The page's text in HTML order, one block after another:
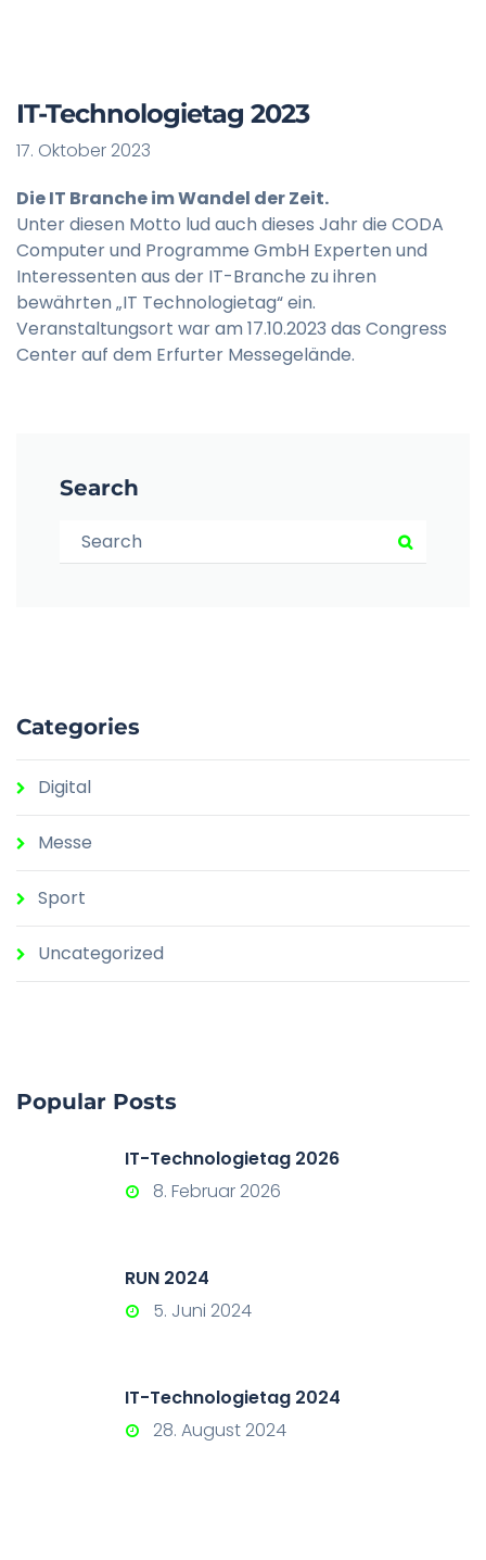
IT-Technologietag 2023
17. Oktober 2023
Die IT Branche im Wandel der Zeit.
Unter diesen Motto lud auch dieses Jahr die CODA
Computer und Programme GmbH Experten und
Interessenten aus der IT-Branche zu ihren
bewährten „IT Technologietag“ ein.
Veranstaltungsort war am 17.10.2023 das Congress
Center auf dem Erfurter Messegelände.
Search
Search for:
Search
Categories
Digital
Messe
Sport
Uncategorized
Popular Posts
IT-Technologietag 2026
8. Februar 2026
RUN 2024
5. Juni 2024
IT-Technologietag 2024
28. August 2024